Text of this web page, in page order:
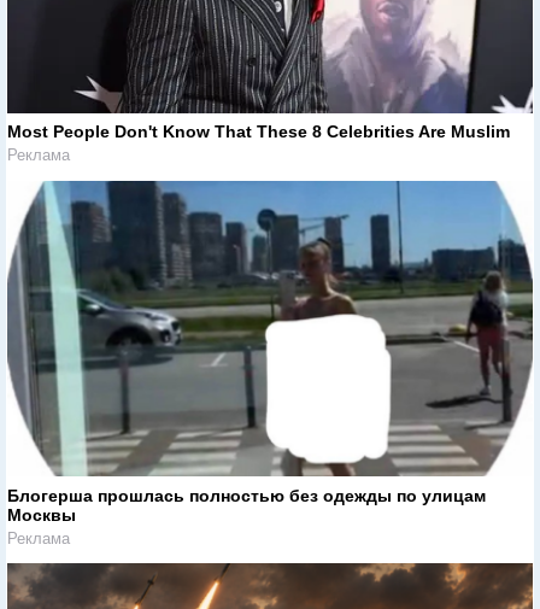
Most People Don't Know That These 8 Celebrities Are Muslim
Реклама
Блогерша прошлась полностью без одежды по улицам
Москвы
Реклама